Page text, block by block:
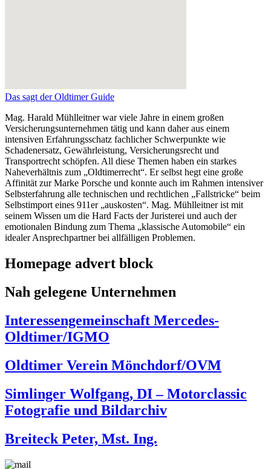
Das sagt der Oldtimer Guide
Mag. Harald Mühlleitner war viele Jahre in einem großen
Versicherungsunternehmen tätig und kann daher aus einem
intensiven Erfahrungsschatz fachlicher Schwerpunkte wie
Schadenersatz, Gewährleistung, Versicherungsrecht und
Transportrecht schöpfen. All diese Themen haben ein starkes
Naheverhältnis zum „Oldtimerrecht“. Er selbst hegt eine große
Affinität zur Marke Porsche und konnte auch im Rahmen intensiver
Selbsterfahrung alle technischen und rechtlichen „Fallstricke“ beim
Selbstimport eines 911er „auskosten“. Mag. Mühlleitner ist mit
seinem Wissen um die Hard Facts der Juristerei und auch der
emotionalen Bindung zum Thema „klassische Automobile“ ein
idealer Ansprechpartner bei allfälligen Problemen.
Homepage advert block
Nah gelegene Unternehmen
Interessengemeinschaft Mercedes-
Oldtimer/IGMO
Oldtimer Verein Mönchdorf/OVM
Simlinger Wolfgang, DI – Motorclassic
Fotografie und Bildarchiv
Breiteck Peter, Mst. Ing.